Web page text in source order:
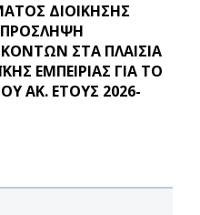
ΔΙΟΙΚΗΣΗΣ
ΠΡΟΣΛΗΨΗ
ΣΤΑ ΠΛΑΙΣΙΑ
ΕΜΠΕΙΡΙΑΣ ΓΙΑ ΤΟ
ΑΚ. ΕΤΟΥΣ 2026-